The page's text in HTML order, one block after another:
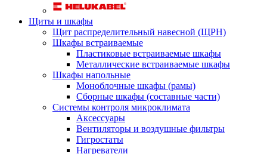
Щиты и шкафы
Щит распределительный навесной (ЩРН)
Шкафы встраиваемые
Пластиковые встраиваемые шкафы
Металлические встраиваемые шкафы
Шкафы напольные
Моноблочные шкафы (рамы)
Сборные шкафы (составные части)
Системы контроля микроклимата
Аксессуары
Вентиляторы и воздушные фильтры
Гигростаты
Нагреватели